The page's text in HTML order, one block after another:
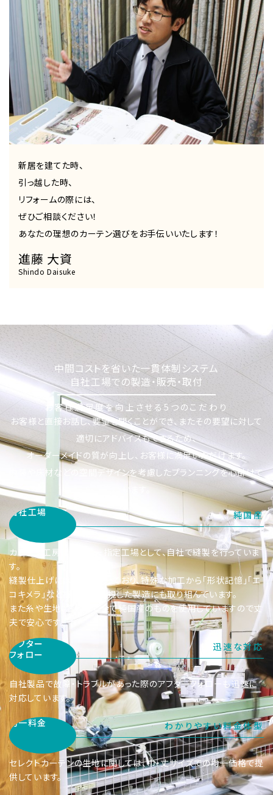
新居を建てた時、
引っ越した時、
リフォームの際には、
ぜひご相談ください！
あなたの理想のカーテン選びをお手伝いいたします！
進藤 大資
Shindo Daisuke
中間コストを省いた一貫体制システム
自社工場での製造・販売・取付
お客様満足度を向上させる5つのこだわり
お客様と直接お話し、要望を聞くことができ、またその要望に対して
適切にアドバイスもできるため、
オーダーメイドの質が向上し、お客様に満足いただけます。
内装や床材などの空間デザインを考慮したプランニングを心掛けて
自社工場
純国産
カーテン工房はメーカー指定工場として、自社で縫製を行っていま
す。
縫製仕上げには自信を持っており、特殊な加工から「形状記憶」「エ
コキメラ」など機能性に重視した製造にも取り組んでいます。
また糸や生地、芯地など全て純国産のものを使用していますので丈
夫で安心です。
アフター
フォロー
迅速な対応
自社製品で故障・トラブルがあった際のアフターフォローも迅速に
対応しています。
均一料金 わかりやすい料金体型
セレクトカーテンの生地に関しては、巾・丈サイズでの均一価格で提
供しています。